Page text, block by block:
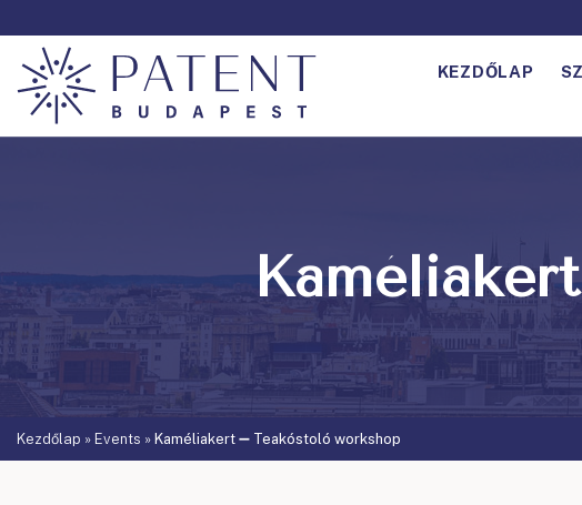
KEZDŐLAP
Kezdőlap » Events » Kaméliakert ➖ Teakóstoló workshop